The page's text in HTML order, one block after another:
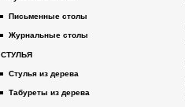
Письменные столы
Журнальные столы
СТУЛЬЯ
Стулья из дерева
Табуреты из дерева